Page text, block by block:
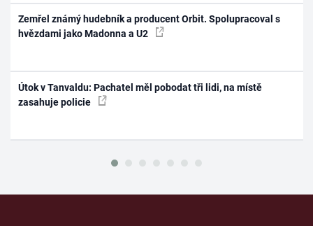
Zemřel známý hudebník a producent Orbit. Spolupracoval s
hvězdami jako Madonna a U2
Útok v Tanvaldu: Pachatel měl pobodat tři lidi, na místě
zasahuje policie